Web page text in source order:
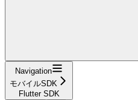
Navigation
モバイルSDK
Flutter SDK